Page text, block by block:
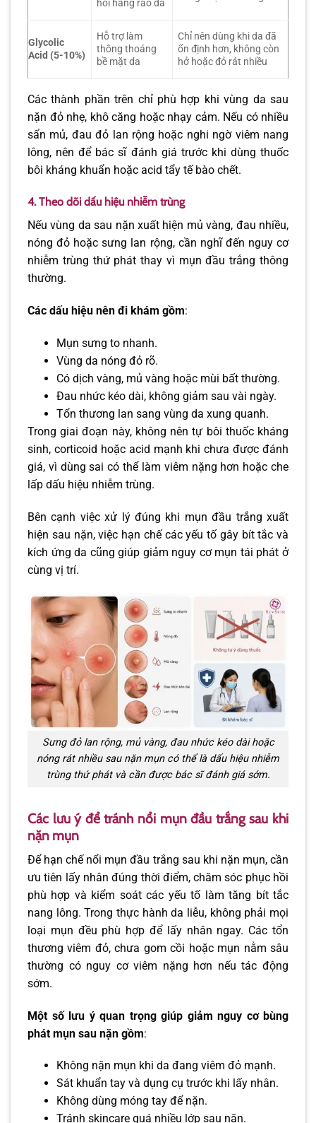
hồi hàng rào da
Glycolic
Acid (5-10%)
Hỗ trợ làm
thông thoáng
bề mặt da
Chỉ nên dùng khi da đã
ổn định hơn, không còn
hở hoặc đỏ rát nhiều
Các thành phần trên chỉ phù hợp khi vùng da sau
nặn đỏ nhẹ, khô căng hoặc nhạy cảm. Nếu có nhiều
sẩn mủ, đau đỏ lan rộng hoặc nghi ngờ viêm nang
lông, nên để bác sĩ đánh giá trước khi dùng thuốc
bôi kháng khuẩn hoặc acid tẩy tế bào chết.
4. Theo dõi dấu hiệu nhiễm trùng
Nếu vùng da sau nặn xuất hiện mủ vàng, đau nhiều,
nóng đỏ hoặc sưng lan rộng, cần nghĩ đến nguy cơ
nhiễm trùng thứ phát thay vì mụn đầu trắng thông
thường.
Các dấu hiệu nên đi khám gồm:
Mụn sưng to nhanh.
Vùng da nóng đỏ rõ.
Có dịch vàng, mủ vàng hoặc mùi bất thường.
Đau nhức kéo dài, không giảm sau vài ngày.
Tổn thương lan sang vùng da xung quanh.
Trong giai đoạn này, không nên tự bôi thuốc kháng
sinh, corticoid hoặc acid mạnh khi chưa được đánh
giá, vì dùng sai có thể làm viêm nặng hơn hoặc che
lấp dấu hiệu nhiễm trùng.
Bên cạnh việc xử lý đúng khi mụn đầu trắng xuất
hiện sau nặn, việc hạn chế các yếu tố gây bít tắc và
kích ứng da cũng giúp giảm nguy cơ mụn tái phát ở
cùng vị trí.
Sưng đỏ lan rộng, mủ vàng, đau nhức kéo dài hoặc
nóng rát nhiều sau nặn mụn có thể là dấu hiệu nhiễm
trùng thứ phát và cần được bác sĩ đánh giá sớm.
Các lưu ý để tránh nổi mụn đầu trắng sau khi
nặn mụn
Để hạn chế nổi mụn đầu trắng sau khi nặn mụn, cần
ưu tiên lấy nhân đúng thời điểm, chăm sóc phục hồi
phù hợp và kiểm soát các yếu tố làm tăng bít tắc
nang lông. Trong thực hành da liễu, không phải mọi
loại mụn đều phù hợp để lấy nhân ngay. Các tổn
thương viêm đỏ, chưa gom cồi hoặc mụn nằm sâu
thường có nguy cơ viêm nặng hơn nếu tác động
sớm.
Một số lưu ý quan trọng giúp giảm nguy cơ bùng
phát mụn sau nặn gồm:
Không nặn mụn khi da đang viêm đỏ mạnh.
Sát khuẩn tay và dụng cụ trước khi lấy nhân.
Không dùng móng tay để nặn.
Tránh skincare quá nhiều lớp sau nặn.